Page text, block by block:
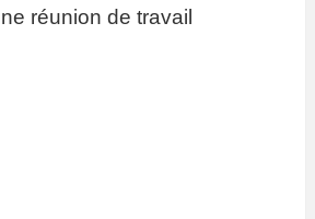
réunion de travail